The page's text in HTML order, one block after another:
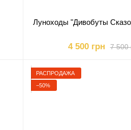
Луноходы "Дивобуты
7 500
4 500 грн
РАСПРОДАЖА
−50%